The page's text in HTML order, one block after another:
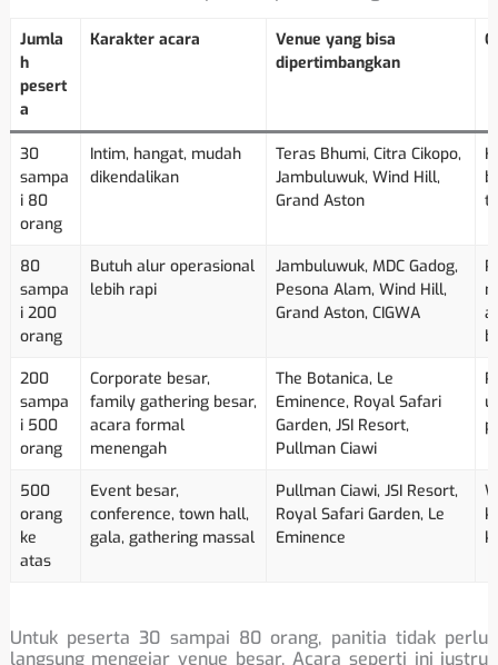
Jumla
h
pesert
a
Karakter acara
Venue yang bisa
dipertimbangkan
30
sampa
i 80
orang
Intim, hangat, mudah
dikendalikan
Teras Bhumi, Citra Cikopo,
Jambuluwuk, Wind Hill,
Grand Aston
80
sampa
i 200
orang
Butuh alur operasional
lebih rapi
Jambuluwuk, MDC Gadog,
Pesona Alam, Wind Hill,
Grand Aston, CIGWA
200
sampa
i 500
orang
Corporate besar,
family gathering besar,
acara formal
menengah
The Botanica, Le
Eminence, Royal Safari
Garden, JSI Resort,
Pullman Ciawi
500
orang
ke
atas
Event besar,
conference, town hall,
gala, gathering massal
Pullman Ciawi, JSI Resort,
Royal Safari Garden, Le
Eminence
Untuk peserta 30 sampai 80 orang, panitia tidak perlu
langsung mengejar venue besar. Acara seperti ini justru